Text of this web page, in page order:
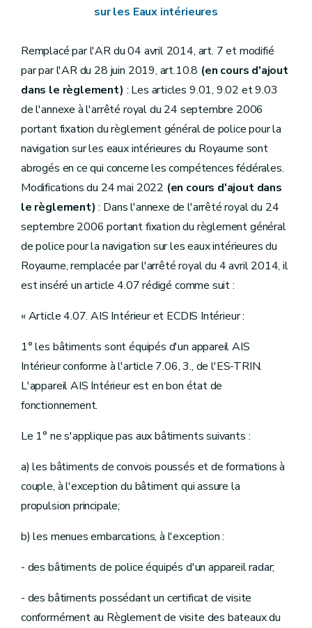
sur les Eaux intérieures
Remplacé par l'AR du 04 avril 2014, art. 7 et modifié
par par l'AR du 28 juin 2019, art.10.8 (en cours d'ajout
dans le règlement) : Les articles 9.01, 9.02 et 9.03
de l'annexe à l'arrêté royal du 24 septembre 2006
portant fixation du règlement général de police pour la
navigation sur les eaux intérieures du Royaume sont
abrogés en ce qui concerne les compétences fédérales.
Modifications du 24 mai 2022 (en cours d'ajout dans
le règlement) : Dans l'annexe de l'arrêté royal du 24
septembre 2006 portant fixation du règlement général
de police pour la navigation sur les eaux intérieures du
Royaume, remplacée par l'arrêté royal du 4 avril 2014, il
est inséré un article 4.07 rédigé comme suit :
« Article 4.07. AIS Intérieur et ECDIS Intérieur :
1° les bâtiments sont équipés d'un appareil AIS
Intérieur conforme à l'article 7.06, 3., de l'ES-TRIN.
L'appareil AIS Intérieur est en bon état de
fonctionnement.
Le 1° ne s'applique pas aux bâtiments suivants :
a) les bâtiments de convois poussés et de formations à
couple, à l'exception du bâtiment qui assure la
propulsion principale;
b) les menues embarcations, à l'exception :
- des bâtiments de police équipés d'un appareil radar;
- des bâtiments possédant un certificat de visite
conformément au Règlement de visite des bateaux du